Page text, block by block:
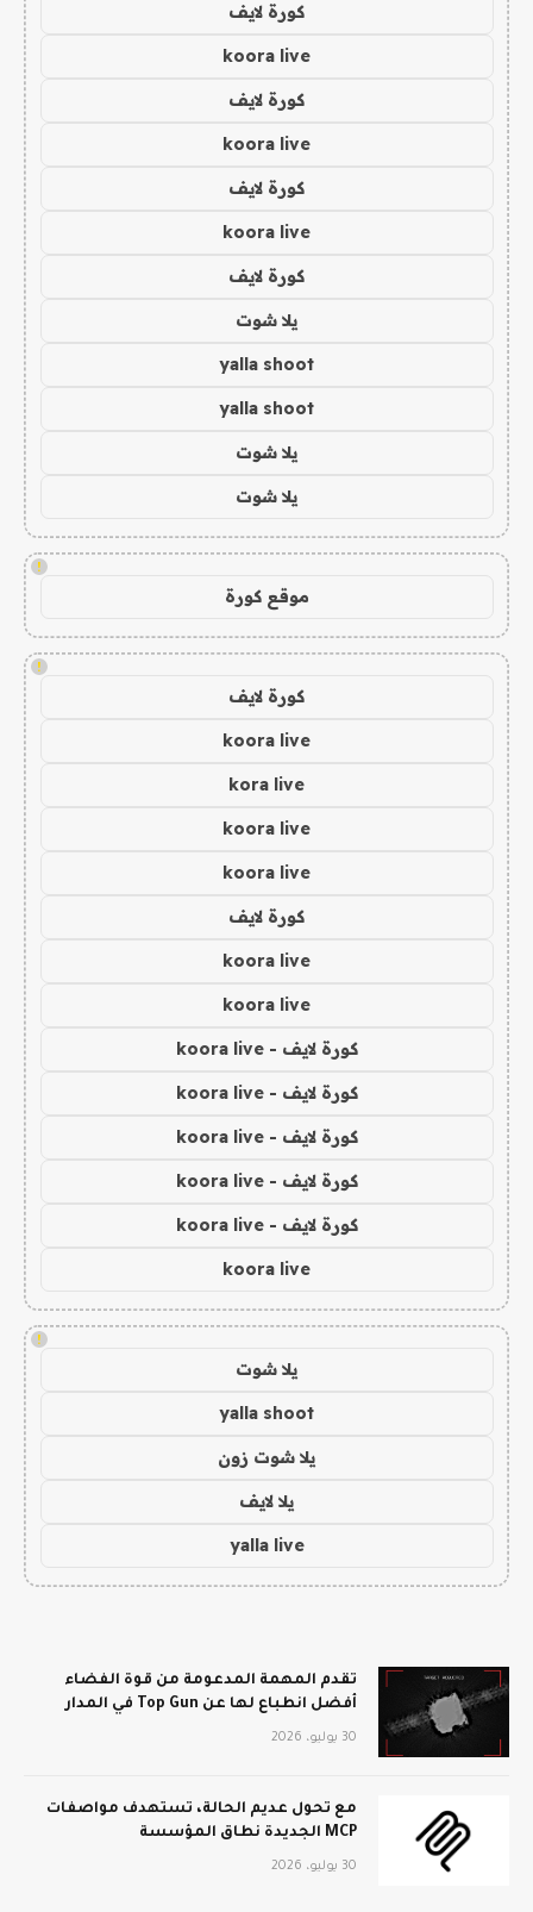
كورة لايف
koora live
كورة لايف
koora live
كورة لايف
koora live
كورة لايف
يلا شوت
yalla shoot
yalla shoot
يلا شوت
يلا شوت
!
موقع كورة
!
كورة لايف
koora live
kora live
koora live
koora live
كورة لايف
koora live
koora live
كورة لايف - koora live
كورة لايف - koora live
كورة لايف - koora live
كورة لايف - koora live
كورة لايف - koora live
koora live
!
يلا شوت
yalla shoot
يلا شوت زون
يلا لايف
yalla live
تقدم المهمة المدعومة من قوة الفضاء
أفضل انطباع لها عن Top Gun في المدار
30 يوليو، 2026
مع تحول عديم الحالة، تستهدف مواصفات
MCP الجديدة نطاق المؤسسة
30 يوليو، 2026